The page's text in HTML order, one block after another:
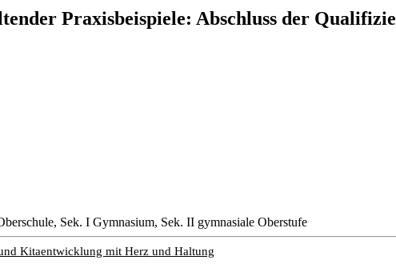
Praxisbeispiele: Abschluss der
Sek. I Gymnasium, Sek. II gymnasiale Oberstufe
Kitaentwicklung mit Herz und Haltung